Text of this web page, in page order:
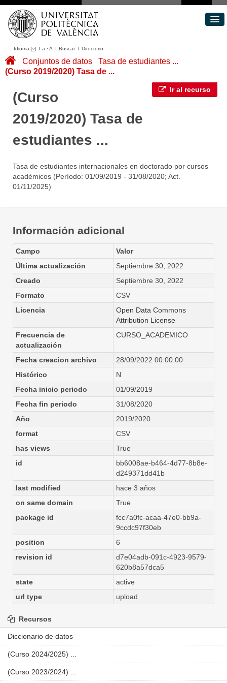
Idioma I a ·A I BuscarI Directorio
Conjuntos de datos
Áreas
Portal de Transparencia
Conjuntos de datos
Tasa de estudiantes ...
(Curso 2019/2020) Tasa de ...
Ir al recurso
(Curso
2019/2020) Tasa de
estudiantes ...
Tasa de estudiantes internacionales en doctorado por cursos
académicos (Período: 01/09/2019 - 31/08/2020; Act.
01/11/2025)
Información adicional
Campo
Valor
Última actualización
Septiembre 30, 2022
Creado
Septiembre 30, 2022
Formato
CSV
Licencia
Open Data Commons
Attribution License
Frecuencia de
actualización
CURSO_ACADEMICO
Fecha creacion archivo
28/09/2022 00:00:00
Histórico
N
Fecha inicio periodo
01/09/2019
Fecha fin periodo
31/08/2020
Año
2019/2020
format
CSV
has views
True
id
bb6008ae-b464-4d77-8b8e-
d249371dd41b
last modified
hace 3 años
on same domain
True
package id
fcc7a0fc-acaa-47e0-bb9a-
9ccdc97f30eb
position
6
revision id
d7e04adb-091c-4923-9579-
620b8a57dca5
state
active
url type
upload
Recursos
Diccionario de datos
(Curso 2024/2025) ...
(Curso 2023/2024) ...